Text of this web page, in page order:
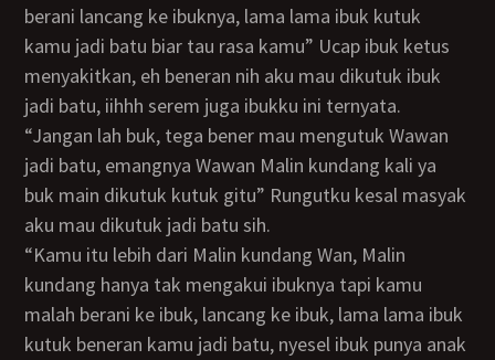
berani lancang ke ibuknya, lama lama ibuk kutuk
kamu jadi batu biar tau rasa kamu” Ucap ibuk ketus
menyakitkan, eh beneran nih aku mau dikutuk ibuk
jadi batu, iihhh serem juga ibukku ini ternyata.
“Jangan lah buk, tega bener mau mengutuk Wawan
jadi batu, emangnya Wawan Malin kundang kali ya
buk main dikutuk kutuk gitu” Rungutku kesal masyak
aku mau dikutuk jadi batu sih.
“Kamu itu lebih dari Malin kundang Wan, Malin
kundang hanya tak mengakui ibuknya tapi kamu
malah berani ke ibuk, lancang ke ibuk, lama lama ibuk
kutuk beneran kamu jadi batu, nyesel ibuk punya anak